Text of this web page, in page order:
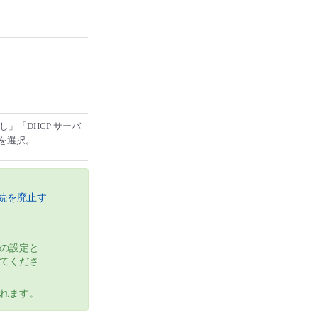
」「DHCP サーバ
選択。
を廃止す
設定と
くださ
ます。